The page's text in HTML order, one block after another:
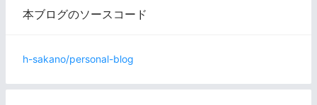
本ブログのソースコード
h-sakano/personal-blog